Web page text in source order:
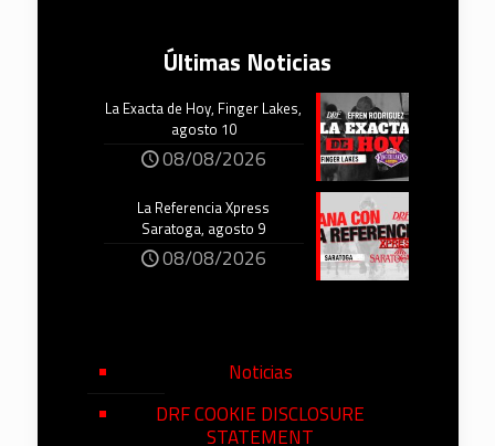
Últimas Noticias
La Exacta de Hoy, Finger Lakes,
agosto 10
08/08/2026
La Referencia Xpress
Saratoga, agosto 9
08/08/2026
Noticias
DRF COOKIE DISCLOSURE
STATEMENT